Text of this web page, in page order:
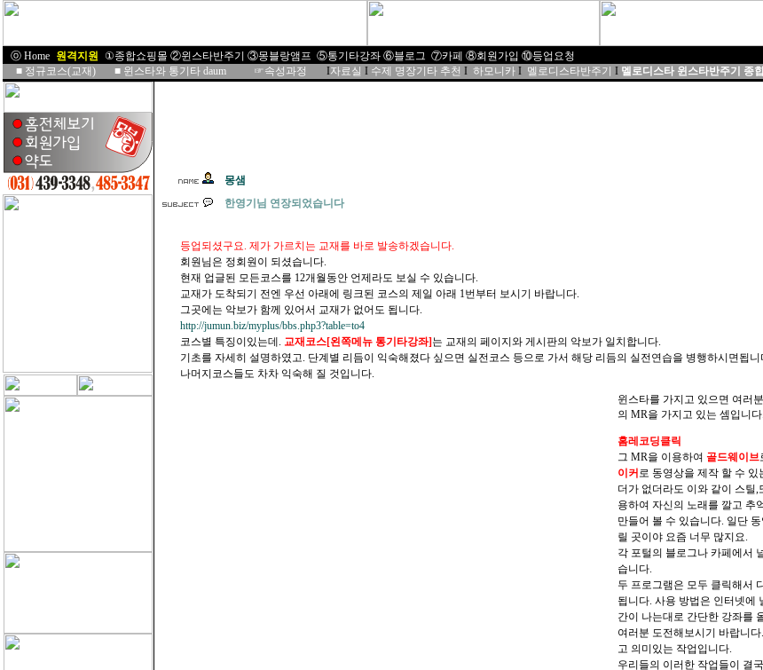
ⓞ Home 원격지원 ①종합쇼핑몰 ②윈스타반주기 ③몽블랑앰프 ⑤통기타강좌 ⑥블로그 ⑦카페 ⑧회원가입 ⑩등업요청
■ 정규코스(교재) ■ 윈스타와 통기타 daum ☞속성과정 I자료실 I 수제 명장기타 추천 I 하모니카 I 멜로디스타반주기 I 멜로디스타 윈스타반주기 종
몽샘
한영기님 연장되었습니다
등업되셨구요. 제가 가르치는 교재를 바로 발송하겠습니다.
회원님은 정회원이 되셨습니다.
현재 업글된 모든코스를 12개월동안 언제라도 보실 수 있습니다.
교재가 도착되기 전엔 우선 아래에 링크된 코스의 제일 아래 1번부터 보시기 바랍니다.
그곳에는 악보가 함께 있어서 교재가 없어도 됩니다.
http://jumun.biz/myplus/bbs.php3?table=to4
코스별 특징이있는데. 교재코스[왼쪽메뉴 통기타강좌] 는 교재의 페이지와 게시판의 악보가 일치합니다.
기초를 자세히 설명하였고. 단계별 리듬이 익숙해졌다 싶으면 실전코스 등으로 가서 해당 리듬의 실전연습을 병행하시면됩니
나머지코스들도 차차 익숙해 질 것입니다.
윈스타를 가지고 있으면 여러
의 MR을 가지고 있는 셈입니다.
홈레코딩클릭
그 MR을 이용하여 골드웨이브
이커 로 동영상을 제작 할 수 있
더가 없더라도 이와 같이 스틸,
용하여 자신의 노래를 깔고 추
만들어 볼 수 있습니다. 일단
릴 곳이야 요즘 너무 많지요.
각 포털의 블로그나 카페에서
습니다.
두 프로그램은 모두 클릭해서
됩니다. 사용 방법은 인터넷에
간이 나는대로 간단한 강좌를
여러분 도전해보시기 바랍니
고 의미있는 작업입니다.
우리들의 이러한 작업들이 결